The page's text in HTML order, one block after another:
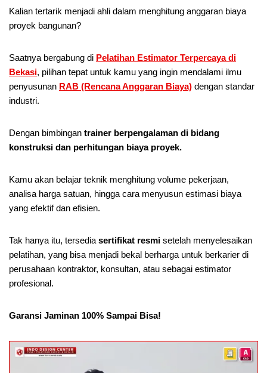
Kalian tertarik menjadi ahli dalam menghitung anggaran biaya
proyek bangunan?
Saatnya bergabung di Pelatihan Estimator Terpercaya di
Bekasi, pilihan tepat untuk kamu yang ingin mendalami ilmu
penyusunan RAB (Rencana Anggaran Biaya) dengan standar
industri.
Dengan bimbingan trainer berpengalaman di bidang
konstruksi dan perhitungan biaya proyek.
Kamu akan belajar teknik menghitung volume pekerjaan,
analisa harga satuan, hingga cara menyusun estimasi biaya
yang efektif dan efisien.
Tak hanya itu, tersediasertifikat resmi setelah menyelesaikan
pelatihan, yang bisa menjadi bekal berharga untuk berkarier di
perusahaan kontraktor, konsultan, atau sebagai estimator
profesional.
Garansi Jaminan 100% Sampai Bisa!